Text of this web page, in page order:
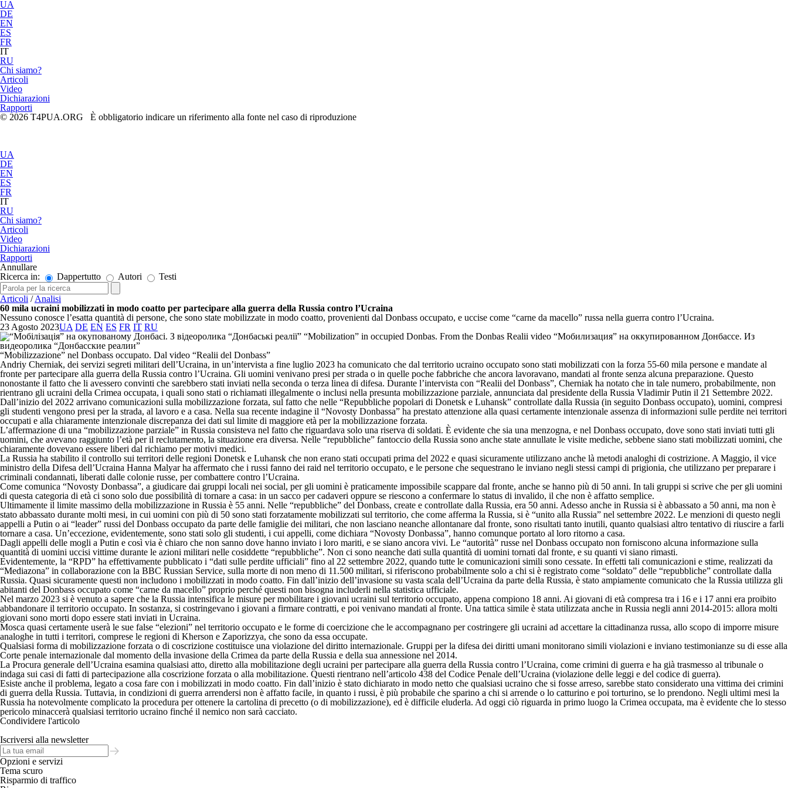
UA
DE
EN
ES
FR
IT
RU
Chi siamo?
Articoli
Video
Dichiarazioni
Rapporti
© 2026 T4PUA.ORG È obbligatorio indicare un riferimento alla fonte nel caso di riproduzione
UA
DE
EN
ES
FR
IT
RU
Chi siamo?
Articoli
Video
Dichiarazioni
Rapporti
Annullare
Ricerca in:
Dappertutto Autori Testi
Articoli /Analisi
60 mila ucraini mobilizzati in modo coatto per partecipare alla guerra della Russia contro l’Ucraina
Nessuno conosce l’esatta quantità di persone, che sono state mobilizzate in modo coatto, provenienti dal Donbass occupato, e uccise come “carne da macello” russa nella guerra contro l’Ucraina.
23 Agosto 2023UA DE EN ES FR IT RU
“Mobilizzazione” nel Donbass occupato. Dal video “Realii del Donbass”
Andriy Cherniak, dei servizi segreti militari dell’Ucraina, in un’intervista a fine luglio 2023 ha comunicato che dal territorio ucraino occupato sono stati mobilizzati con la forza 55-60 mila persone e mandate al
fronte per partecipare alla guerra della Russia contro l’Ucraina. Gli uomini venivano presi per strada o in quelle poche fabbriche che ancora lavoravano, mandati al fronte senza alcuna preparazione. Questo
nonostante il fatto che li avessero convinti che sarebbero stati inviati nella seconda o terza linea di difesa. Durante l’intervista con “Realii del Donbass”, Cherniak ha notato che in tale numero, probabilmente, non
rientrano gli ucraini della Crimea occupata, i quali sono stati o richiamati illegalmente o inclusi nella presunta mobilizzazione parziale, annunciata dal presidente della Russia Vladimir Putin il 21 Settembre 2022.
Dall’inizio del 2022 arrivano comunicazioni sulla mobilizzazione forzata, sul fatto che nelle “Repubbliche popolari di Donetsk e Luhansk” controllate dalla Russia (in seguito Donbass occupato), uomini, compresi
gli studenti vengono presi per la strada, al lavoro e a casa. Nella sua recente indagine il “Novosty Donbassa” ha prestato attenzione alla quasi certamente intenzionale assenza di informazioni sulle perdite nei territori
occupati e alla chiaramente intenzionale discrepanza dei dati sul limite di maggiore età per la mobilizzazione forzata.
L’affermazione di una “mobilizzazione parziale” in Russia consisteva nel fatto che riguardava solo una riserva di soldati. È evidente che sia una menzogna, e nel Donbass occupato, dove sono stati inviati tutti gli
uomini, che avevano raggiunto l’età per il reclutamento, la situazione era diversa. Nelle “repubbliche” fantoccio della Russia sono anche state annullate le visite mediche, sebbene siano stati mobilizzati uomini, che
chiaramente dovevano essere liberi dal richiamo per motivi medici.
La Russia ha stabilito il controllo sui territori delle regioni Donetsk e Luhansk che non erano stati occupati prima del 2022 e quasi sicuramente utilizzano anche là metodi analoghi di costrizione. A Maggio, il vice
ministro della Difesa dell’Ucraina Hanna Malyar ha affermato che i russi fanno dei raid nel territorio occupato, e le persone che sequestrano le inviano negli stessi campi di prigionia, che utilizzano per preparare i
criminali condannati, liberati dalle colonie russe, per combattere contro l’Ucraina.
Come comunica “Novosty Donbassa”, a giudicare dai gruppi locali nei social, per gli uomini è praticamente impossibile scappare dal fronte, anche se hanno più di 50 anni. In tali gruppi si scrive che per gli uomini
di questa categoria di età ci sono solo due possibilità di tornare a casa: in un sacco per cadaveri oppure se riescono a confermare lo status di invalido, il che non è affatto semplice.
Ultimamente il limite massimo della mobilizzazione in Russia è 55 anni. Nelle “repubbliche” del Donbass, create e controllate dalla Russia, era 50 anni. Adesso anche in Russia si è abbassato a 50 anni, ma non è
stato abbassato durante molti mesi, in cui uomini con più di 50 sono stati forzatamente mobilizzati sul territorio, che come afferma la Russia, si è “unito alla Russia” nel settembre 2022. Le menzioni di questo negli
appelli a Putin o ai “leader” russi del Donbass occupato da parte delle famiglie dei militari, che non lasciano neanche allontanare dal fronte, sono risultati tanto inutili, quanto qualsiasi altro tentativo di riuscire a farli
tornare a casa. Un’eccezione, evidentemente, sono stati solo gli studenti, i cui appelli, come dichiara “Novosty Donbassa”, hanno comunque portato al loro ritorno a casa.
Dagli appelli delle mogli a Putin e così via è chiaro che non sanno dove hanno inviato i loro mariti, e se siano ancora vivi. Le “autorità” russe nel Donbass occupato non forniscono alcuna informazione sulla
quantità di uomini uccisi vittime durante le azioni militari nelle cosiddette “repubbliche”. Non ci sono neanche dati sulla quantità di uomini tornati dal fronte, e su quanti vi siano rimasti.
Evidentemente, la “RPD” ha effettivamente pubblicato i “dati sulle perdite ufficiali” fino al 22 settembre 2022, quando tutte le comunicazioni simili sono cessate. In effetti tali comunicazioni e stime, realizzati da
“Mediazona” in collaborazione con la BBC Russian Service, sulla morte di non meno di 11.500 militari, si riferiscono probabilmente solo a chi si è registrato come “soldato” delle “repubbliche” controllate dalla
Russia. Quasi sicuramente questi non includono i mobilizzati in modo coatto. Fin dall’inizio dell’invasione su vasta scala dell’Ucraina da parte della Russia, è stato ampiamente comunicato che la Russia utilizza gli
abitanti del Donbass occupato come “carne da macello” proprio perché questi non bisogna includerli nella statistica ufficiale.
Nel marzo 2023 si è venuto a sapere che la Russia intensifica le misure per mobilitare i giovani ucraini sul territorio occupato, appena compiono 18 anni. Ai giovani di età compresa tra i 16 e i 17 anni era proibito
abbandonare il territorio occupato. In sostanza, si costringevano i giovani a firmare contratti, e poi venivano mandati al fronte. Una tattica simile è stata utilizzata anche in Russia negli anni 2014-2015: allora molti
giovani sono morti dopo essere stati inviati in Ucraina.
Mosca quasi certamente userà le sue false “elezioni” nel territorio occupato e le forme di coercizione che le accompagnano per costringere gli ucraini ad accettare la cittadinanza russa, allo scopo di imporre misure
analoghe in tutti i territori, comprese le regioni di Kherson e Zaporizzya, che sono da essa occupate.
Qualsiasi forma di mobilizzazione forzata o di coscrizione costituisce una violazione del diritto internazionale. Gruppi per la difesa dei diritti umani monitorano simili violazioni e inviano testimonianze su di esse alla
Corte penale internazionale dal momento della invasione della Crimea da parte della Russia e della sua annessione nel 2014.
La Procura generale dell’Ucraina esamina qualsiasi atto, diretto alla mobilitazione degli ucraini per partecipare alla guerra della Russia contro l’Ucraina, come crimini di guerra e ha già trasmesso al tribunale o
indaga sui casi di fatti di partecipazione alla coscrizione forzata o alla mobilitazione. Questi rientrano nell’articolo 438 del Codice Penale dell’Ucraina (violazione delle leggi e del codice di guerra).
Esiste anche il problema, legato a cosa fare con i mobilizzati in modo coatto. Fin dall’inizio è stato dichiarato in modo netto che qualsiasi ucraino che si fosse arreso, sarebbe stato considerato una vittima dei crimini
di guerra della Russia. Tuttavia, in condizioni di guerra arrendersi non è affatto facile, in quanto i russi, è più probabile che sparino a chi si arrende o lo catturino e poi torturino, se lo prendono. Negli ultimi mesi la
Russia ha notevolmente complicato la procedura per ottenere la cartolina di precetto (o di mobilizzazione), ed è difficile eluderla. Ad oggi ciò riguarda in primo luogo la Crimea occupata, ma è evidente che lo stesso
pericolo minaccerà qualsiasi territorio ucraino finché il nemico non sarà cacciato.
Condividere l'articolo
Iscriversi alla newsletter
Opzioni e servizi
Tema scuro
Risparmio di traffico